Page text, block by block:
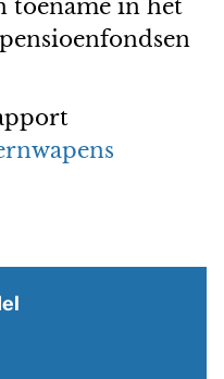
toename in het